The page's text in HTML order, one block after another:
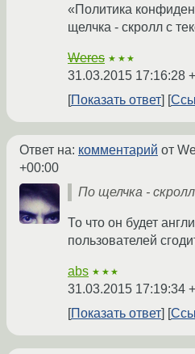
«Политика
щелчка - скролл с
Weres ★★★
31.03.2015 17:16:28
Показать ответ
Ответ на: комментарий от
+00:00
По щелчка -
То что он будет
пользователей
abs ★★★
31.03.2015 17:19:34
Показать ответ